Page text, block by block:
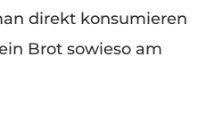
direkt konsumieren
Brot sowieso am